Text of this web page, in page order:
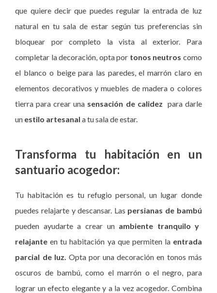
que quiere decir que puedes regular la entrada de luz
natural en tu sala de estar según tus preferencias sin
bloquear por completo la vista al exterior. Para
completar la decoración, opta por tonos neutros como
el blanco o beige para las paredes, el marrón claro en
elementos decorativos y muebles de madera o colores
tierra para crear una sensación de calidez para darle
un estilo artesanal a tu sala de estar.
Transforma tu habitación en un
santuario acogedor:
Tu habitación es tu refugio personal, un lugar donde
puedes relajarte y descansar. Las persianas de bambú
pueden ayudarte a crear un ambiente tranquilo y
relajante en tu habitación ya que permiten la entrada
parcial de luz. Opta por una decoración en tonos más
oscuros de bambú, como el marrón o el negro, para
lograr un efecto elegante y a la vez acogedor. Combina